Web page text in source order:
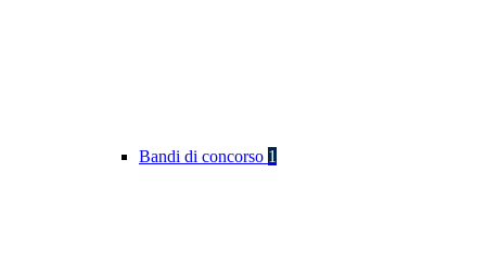
Bandi di concorso 1